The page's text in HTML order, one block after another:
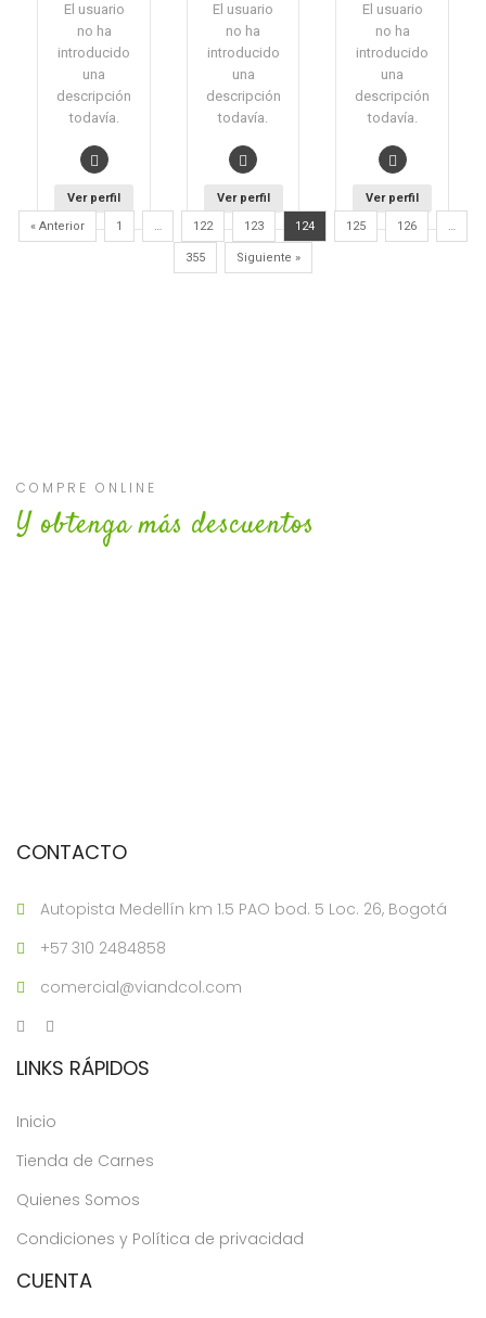
El usuario
no ha
introducido
una
descripción
todavía.
Ver perfil
El usuario
no ha
introducido
una
descripción
todavía.
Ver perfil
El usuario
no ha
introducido
una
descripción
todavía.
Ver perfil
« Anterior
1 … 122 123 124 125 126 …
355 Siguiente »
COMPRE ONLINE
Y obtenga más descuentos
CONTACTO
Autopista Medellín km 1.5 PAO bod. 5 Loc. 26, Bogotá
+57 310 2484858
comercial@viandcol.com
LINKS RÁPIDOS
Inicio
Tienda de Carnes
Quienes Somos
Condiciones y Política de privacidad
CUENTA